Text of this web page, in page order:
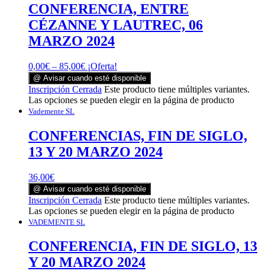
CONFERENCIA, ENTRE
CÉZANNE Y LAUTREC, 06
MARZO 2024
0,00€ – 85,00€ ¡Oferta!
@ Avisar cuando esté disponible
Inscripción Cerrada Este producto tiene múltiples variantes.
Las opciones se pueden elegir en la página de producto
Vademente SL
CONFERENCIAS, FIN DE SIGLO,
13 Y 20 MARZO 2024
36,00€
@ Avisar cuando esté disponible
Inscripción Cerrada Este producto tiene múltiples variantes.
Las opciones se pueden elegir en la página de producto
VADEMENTE SL
CONFERENCIA, FIN DE SIGLO, 13
Y 20 MARZO 2024